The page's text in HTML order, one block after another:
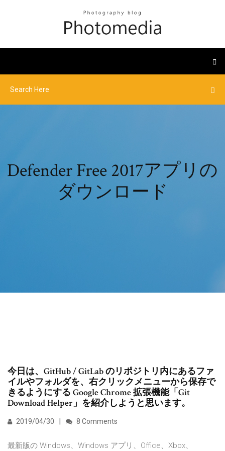
Defender Free 2017アプリの
ダウンロード
今日は、GitHub / GitLab のリポジトリ内にあるファ
イルやフォルダを、右クリックメニューから保存で
きるようにする Google Chrome 拡張機能「Git
Download Helper」を紹介しようと思います。
2019/04/30 8 Comments
最新版の Windows、Windows アプリ、Office、Xbox、